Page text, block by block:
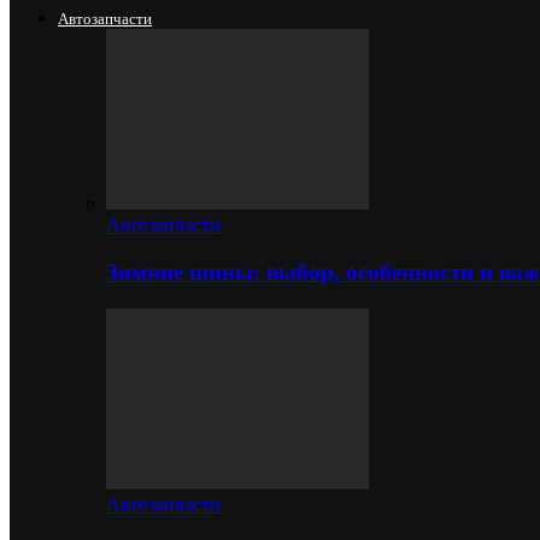
Автозапчасти
Автозапчасти
Зимние шины: выбор, особенности и
Автозапчасти